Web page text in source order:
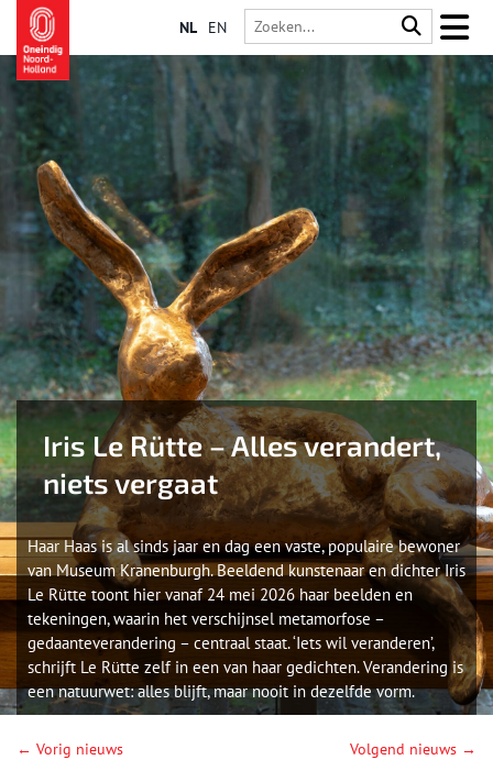
NL EN
Iris Le Rütte – Alles verandert,
niets vergaat
Haar Haas is al sinds jaar en dag een vaste, populaire bewoner
van Museum Kranenburgh. Beeldend kunstenaar en dichter Iris
Le Rütte toont hier vanaf 24 mei 2026 haar beelden en
tekeningen, waarin het verschijnsel metamorfose –
gedaanteverandering – centraal staat. ‘Iets wil veranderen’,
schrijft Le Rütte zelf in een van haar gedichten. Verandering is
een natuurwet: alles blijft, maar nooit in dezelfde vorm.
← Vorig nieuws Volgend nieuws →